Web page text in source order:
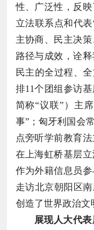
性、广泛性，反
立法联系点和代
主协商、民主决
路径与成效，诠
民主的全过程、
排11个团组参访
简称“议联”）主
事”；匈牙利国会
点旁听学前教育
在上海虹桥基层
作为外籍信息员
走访北京朝阳区
创造了世界政治文
展现人大代